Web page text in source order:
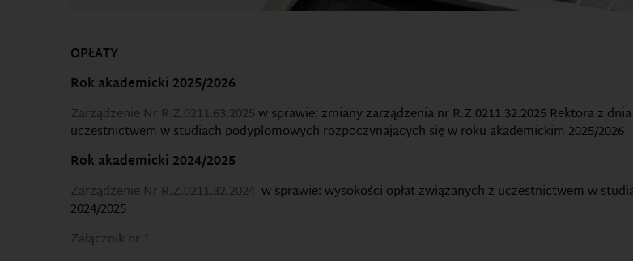
OPŁATY
Rok akademicki 2025/2026
Zarządzenie Nr R.Z.0211.63.2025w sprawie: zmiany zarządzenia nr R.Z.0211.32.2025 Rektora z
uczestnictwem w studiach podyplomowych rozpoczynających się w roku akademickim 2025/2026
Rok akademicki 2024/2025
Zarządzenie Nr R.Z.0211.32.2024 w sprawie: wysokości opłat związanych z uczestnictwem w
2024/2025
Załącznik nr 1